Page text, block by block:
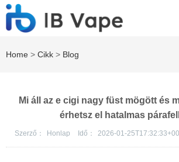
Home > Cikk > Blog
Mi áll az e cigi nagy füst mögött és
érhetsz el hatalmas
Szerző： Honlap Idő： 2026-01-